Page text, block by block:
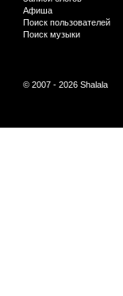
Афиша
Поиск пользователей
Поиск музыки
© 2007 - 2026 Shalala